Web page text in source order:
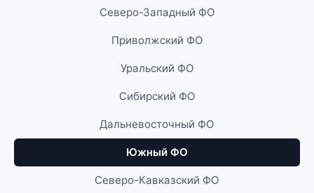
Северо-Западный ФО
Приволжский ФО
Уральский ФО
Сибирский ФО
Дальневосточный ФО
Южный ФО
Северо-Кавказский ФО